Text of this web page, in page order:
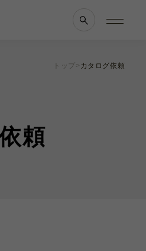
医療機関等との
関係の
トップ カタログ依頼
頼